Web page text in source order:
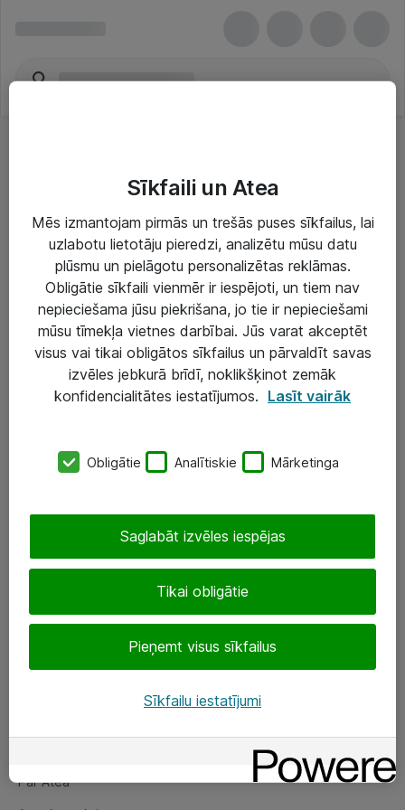
Risinājumi & Pakalpojumi
IT serviss un atbalsts
IT infrastruktūra
Darba vietu IT risinājumi
Serveri un datu centri
SIA „ATEA”
eShop@atea.lv
Sekojiet mums
Par Atea
Par Atea
Sīkfaili un Atea
Mēs izmantojam pirmās un trešās puses sīkfailus, lai
uzlabotu lietotāju pieredzi, analizētu mūsu datu
plūsmu un pielāgotu personalizētas reklāmas.
Obligātie sīkfaili vienmēr ir iespējoti, un tiem nav
nepieciešama jūsu piekrišana, jo tie ir nepieciešami
mūsu tīmekļa vietnes darbībai. Jūs varat akceptēt
visus vai tikai obligātos sīkfailus un pārvaldīt savas
izvēles jebkurā brīdī, noklikšķinot zemāk
konfidencialitātes iestatījumos. Lasīt vairāk
Obligātie Analītiskie Mārketinga
Tikai obligātie
Pieņemt visus sīkfailus
Saglabāt izvēles iespējas
Sīkfailu iestatījumi